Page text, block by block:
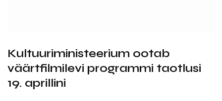
Kultuuriministeerium ootab
väärtfilmilevi programmi taotlusi
19. aprillini